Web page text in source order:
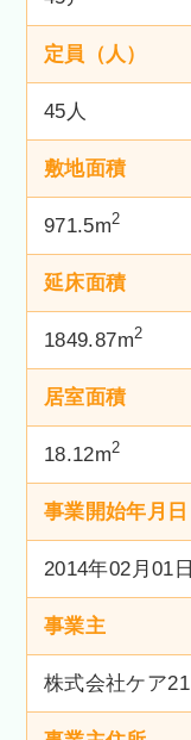
定員（人）
45人
敷地面積
971.5m2
延床面積
1849.87m2
居室面積
18.12m2
事業開始年月日
2014年02月01日
事業主
株式会社ケア21